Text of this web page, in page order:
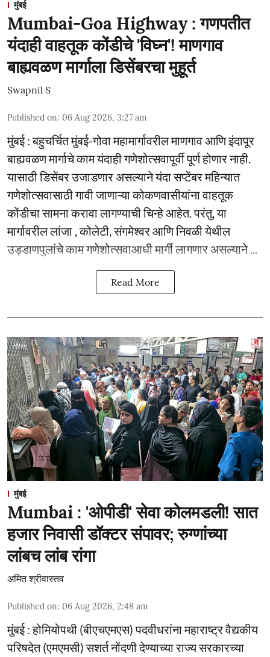
मुंबई
Mumbai-Goa Highway : गणपतीत
यंदाही वाहतूक कोंडीचे 'विघ्न'! माणगाव
बाह्यवळण मार्गाला डिसेंबरचा मुहूर्त
Swapnil S
Published on: 06 Aug 2026, 3:27 am
मुंबई : बहुचर्चित मुंबई-गोवा महामार्गावरील माणगाव आणि इंदापूर
बाह्यवळण मार्गाचे काम यंदाही गणेशोत्सवापूर्वी पूर्ण होणार नाही.
यासाठी डिसेंबर उजाडणार असल्याने यंदा सप्टेंबर महिन्यात
गणेशोत्सवासाठी गावी जाणाऱ्या कोकणवासीयांना वाहतूक
कोंडीचा सामना करावा लागण्याची चिन्हे आहेत. परंतु, या
मार्गावरील लांजा , कोलेटी, संगमेश्वर आणि निवळी येथील
उड्डाणपुलांचे काम गणेशोत्सवाआधी मार्गी लागणार असल्याने ...
Read More
मुंबई
Mumbai : 'ओपीडी' सेवा कोलमडली! सात
हजार निवासी डॉक्टर संपावर; रुग्णांच्या
लांबच लांब रांगा
अमित श्रीवास्तव
Published on: 06 Aug 2026, 2:48 am
मुंबई : होमियोपथी (बीएचएमएस) पदवीधरांना महाराष्ट्र वैद्यकीय
परिषदेत (एमएमसी) सशर्त नोंदणी देण्याच्या राज्य सरकारच्या